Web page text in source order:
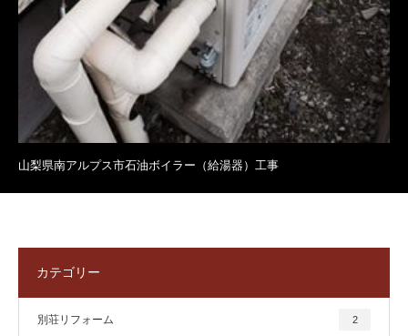
山梨県南アルプス市石油ボイラー（給湯器）工事
カテゴリー
別荘リフォーム 2